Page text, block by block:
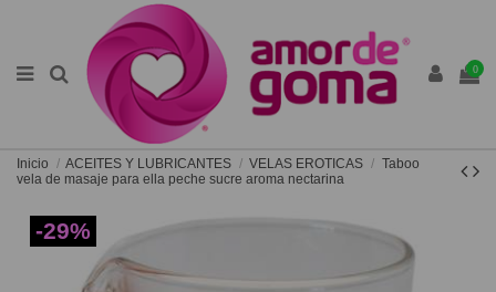
0
Inicio ACEITES Y LUBRICANTES VELAS EROTICAS
Taboo
vela de masaje para ella peche sucre aroma nectarina
-29%